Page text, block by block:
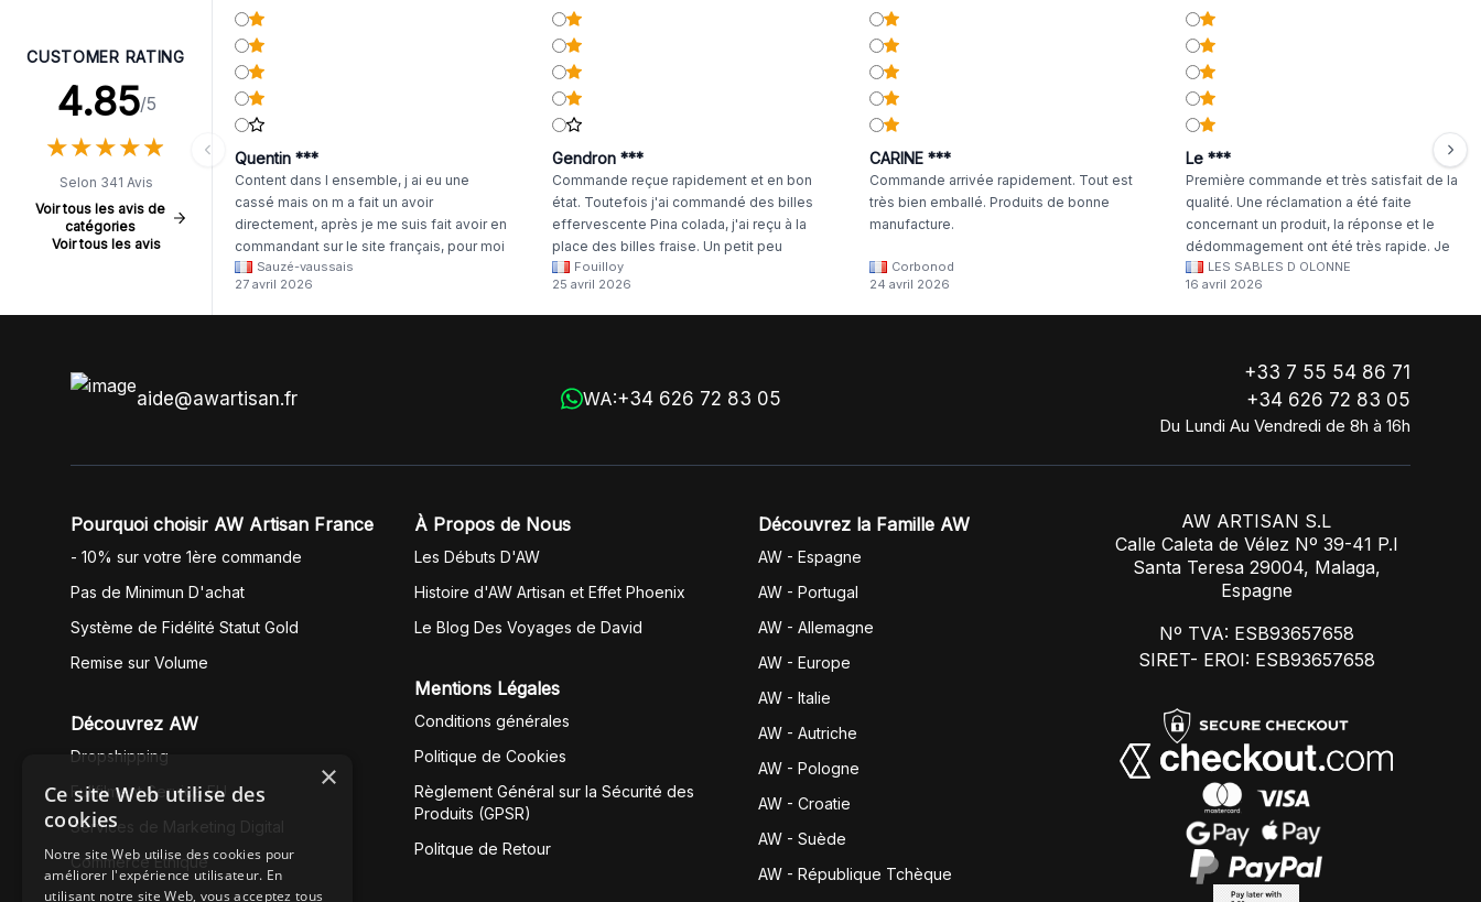
CUSTOMER RATING
4.85/5
★★★★★
★★★★★
Selon 341 Avis
Voir tous les avis de
catégories
Voir tous les avis
Quentin ***
Content dans l ensemble, j ai eu une
cassé mais on m a fait un avoir
directement, après je me suis fait avoir en
commandant sur le site français, pour moi
il était évident que les produits était de la
même langue mais raté tout est en
anglais.
Sauzé-vaussais
27 avril 2026
Gendron ***
Commande reçue rapidement et en bon
état. Toutefois j'ai commandé des billes
effervescente Pina colada, j'ai reçu à la
place des billes fraise. Un petit peu
dommage
Fouilloy
25 avril 2026
CARINE ***
Commande arrivée rapidement. Tout est
très bien emballé. Produits de bonne
manufacture.
Corbonod
24 avril 2026
Le ***
Première commande et très satisfait de la
qualité. Une réclamation a été faite
concernant un produit, la réponse et le
dédommagement ont été très rapide. Je
continuerai à commander chez WA Artisan
!
LES SABLES D OLONNE
16 avril 2026
aide@awartisan.fr WA:+34 626 72 83 05
+33 7 55 54 86 71
+34 626 72 83 05
Du Lundi Au Vendredi de 8h à 16h
Pourquoi choisir AW Artisan France
- 10% sur votre 1ère commande
Pas de Minimun D'achat
Système de Fidélité Statut Gold
Remise sur Volume
Découvrez AW
Dropshipping
Fullfilment Service EU
Services de Marketing Digital
Commerce Éthique
À Propos de Nous
Les Débuts D'AW
Histoire d'AW Artisan et Effet Phoenix
Le Blog Des Voyages de David
Mentions Légales
Conditions générales
Politique de Cookies
Règlement Général sur la Sécurité des
Produits (GPSR)
Politque de Retour
Découvrez la Famille AW
AW - Espagne
AW - Portugal
AW - Allemagne
AW - Europe
AW - Italie
AW - Autriche
AW - Pologne
AW - Croatie
AW - Suède
AW - République Tchèque
AW ARTISAN S.L
Calle Caleta de Vélez Nº 39-41 P.I
Santa Teresa 29004, Malaga,
Espagne
Nº TVA: ESB93657658
SIRET- EROI: ESB93657658
×
Ce site Web utilise des
cookies
Notre site Web utilise des cookies pour
améliorer l'expérience utilisateur. En
utilisant notre site Web, vous acceptez tous